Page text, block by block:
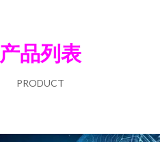
产品列表
PRODUCT